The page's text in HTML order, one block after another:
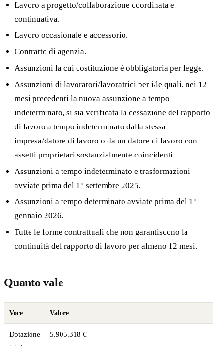
Lavoro a progetto/collaborazione coordinata e
continuativa.
Lavoro occasionale e accessorio.
Contratto di agenzia.
Assunzioni la cui costituzione è obbligatoria per legge.
Assunzioni di lavoratori/lavoratrici per i/le quali, nei 12
mesi precedenti la nuova assunzione a tempo
indeterminato, si sia verificata la cessazione del rapporto
di lavoro a tempo indeterminato dalla stessa
impresa/datore di lavoro o da un datore di lavoro con
assetti proprietari sostanzialmente coincidenti.
Assunzioni a tempo indeterminato e trasformazioni
avviate prima del 1° settembre 2025.
Assunzioni a tempo determinato avviate prima del 1°
gennaio 2026.
Tutte le forme contrattuali che non garantiscono la
continuità del rapporto di lavoro per almeno 12 mesi.
Quanto vale
Voce Valore
Dotazione
5.905.318 €